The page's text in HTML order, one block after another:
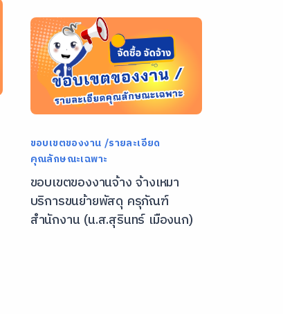
ขอบเขตของงาน /รายละเอียด
คุณลักษณะเฉพาะ
ขอบเขตของงานจ้าง จ้างเหมา
บริการขนย้ายพัสดุ ครุภัณฑ์
สำนักงาน (น.ส.สุรินทร์ เมืองนก)